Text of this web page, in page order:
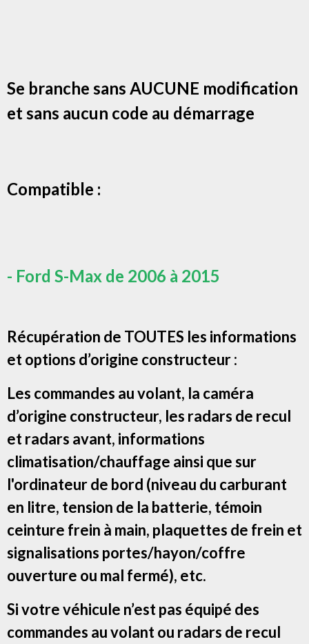
Se branche sans AUCUNE modification
et sans aucun code au démarrage
Compatible :
- Ford S-Max de 2006 à 2015
Récupération de TOUTES les informations
et options d’origine constructeur :
Les commandes au volant, la caméra
d’origine constructeur, les radars de recul
et radars avant, informations
climatisation/chauffage ainsi que sur
l'ordinateur de bord (niveau du carburant
en litre, tension de la batterie, témoin
ceinture frein à main, plaquettes de frein et
signalisations portes/hayon/coffre
ouverture ou mal fermé), etc.
Si votre véhicule n’est pas équipé des
commandes au volant ou radars de recul